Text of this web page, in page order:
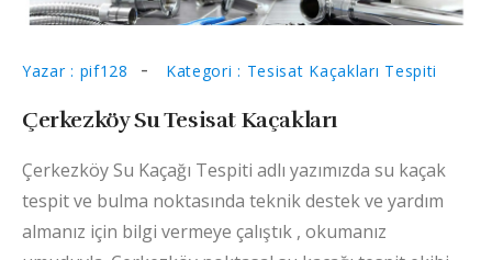
Yazar : pif128 Kategori : Tesisat Kaçakları Tespiti
Çerkezköy Su Tesisat Kaçakları
Çerkezköy Su Kaçağı Tespiti adlı yazımızda su kaçak
tespit ve bulma noktasında teknik destek ve yardım
almanız için bilgi vermeye çalıştık , okumanız